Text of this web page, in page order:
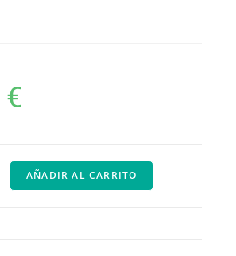
€
AÑADIR AL CARRITO